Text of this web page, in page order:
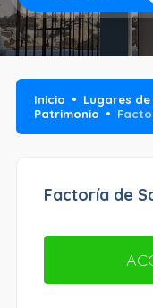
Inicio Lugares
Patrimonio
Factoría de